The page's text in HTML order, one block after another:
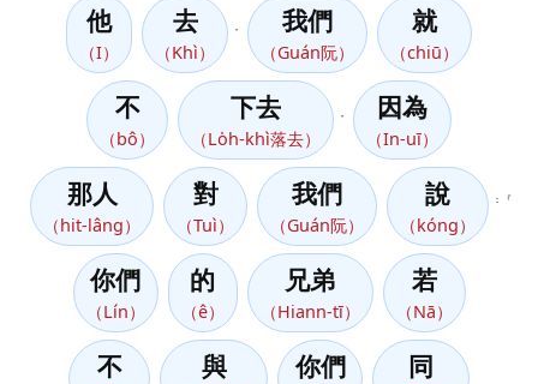
他
（I）
去
（Khì）
我們
（Guán阮）
就
（chiū）
不
（bô）
下去
（Lo̍h-khì落去）
因為
（In-uī）
那人
（hit-lâng）
對
（Tuì）
我們
（Guán阮）
說
（kóng）
：『
你們
（Lín）
的
（ê）
兄弟
（Hiann-tī）
若
（Nā）
不 與 你們 同